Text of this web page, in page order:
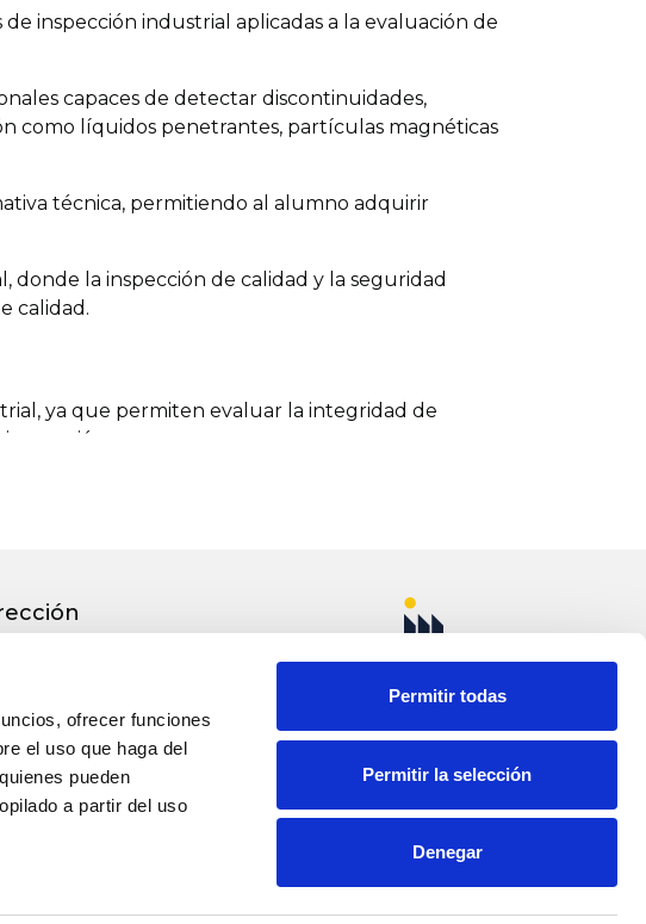
ofrecer funciones
el uso que haga del
pueden
a partir del uso
Permitir todas
Permitir la selección
Denegar
inspección industrial aplicadas a la evaluación de
capaces de detectar discontinuidades,
como líquidos penetrantes, partículas magnéticas
técnica, permitiendo al alumno adquirir
donde la inspección de calidad y la seguridad
calidad.
ya que permiten evaluar la integridad de
está vinculada al desarrollo del sector
los líquidos penetrantes o las partículas
a la empleabilidad en el sector industrial,
a esta necesidad del mercado laboral,
reales.
926 50 64 50